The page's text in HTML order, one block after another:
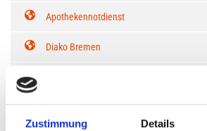
Zustimmung Details
Apothekennotdienst
Diako Bremen
Impf-Informationen (Robert Koch-Institut)